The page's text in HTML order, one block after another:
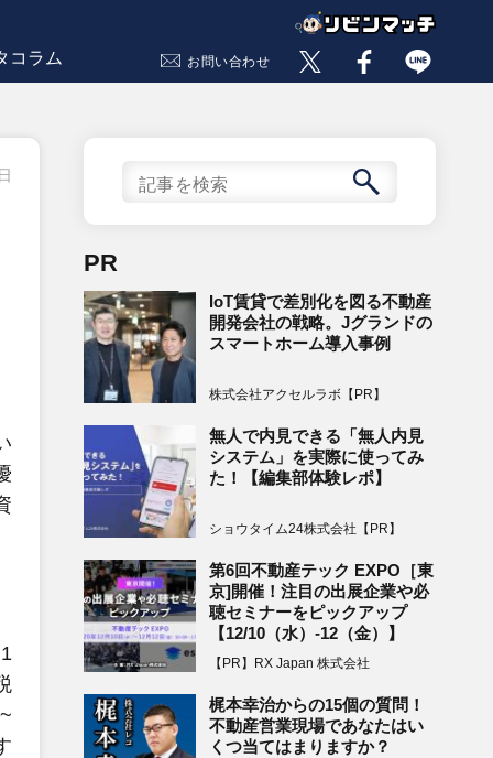
コラム お問い合わせ
PR
IoT賃貸で差別化を図る不動産
開発会社の戦略。Jグランドの
スマートホーム導入事例
株式会社アクセルラボ【PR】
無人で内見できる「無人内見
システム」を実際に使ってみ
た！【編集部体験レポ】
ショウタイム24株式会社【PR】
第6回不動産テック EXPO［東
京]開催！注目の出展企業や必
聴セミナーをピックアップ
【12/10（水）-12（金）】
【PR】RX Japan 株式会社
梶本幸治からの15個の質問！
不動産営業現場であなたはい
くつ当てはまりますか？